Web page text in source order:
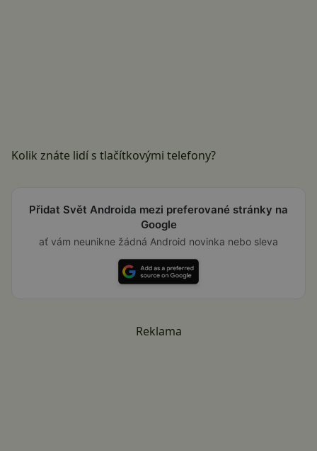
Kolik znáte lidí s tlačítkovými telefony?
Přidat Svět Androida mezi preferované stránky na
Google
ať vám neunikne žádná Android novinka nebo sleva
Reklama